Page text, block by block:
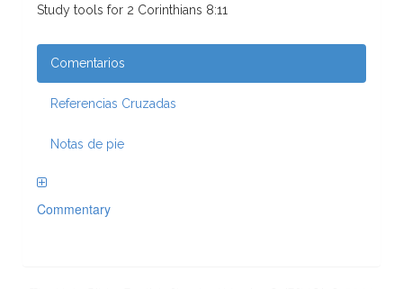
Study tools for 2 Corinthians 8:11
Comentarios
Referencias Cruzadas
Notas de pie
Commentary